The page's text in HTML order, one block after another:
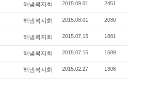
해냄복지회 2015.09.01 2451
해냄복지회 2015.08.01 2030
해냄복지회 2015.07.15 1881
해냄복지회 2015.07.15 1689
해냄복지회 2015.02.27 1306